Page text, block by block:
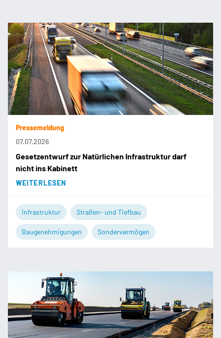
Pressemeldung
07.07.2026
Gesetzentwurf zur Natürlichen Infrastruktur darf
nicht ins Kabinett
WEITERLESEN
Infrastruktur Straßen- und Tiefbau
Baugenehmigungen Sondervermögen